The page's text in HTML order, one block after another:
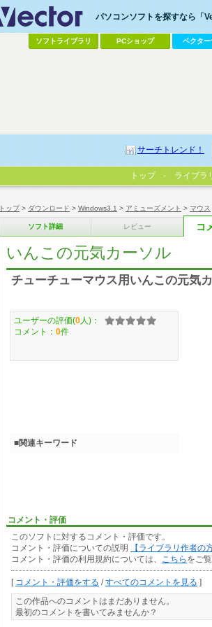
トップ> ダウンロード > Windows3.1 > アミューズメント > マウス
ソフト詳細 レビュー コ
いんこの元気カーソル
チューチューマウス用いんこの元気
コメント・評価
このソフトに対するコメント・評価です。
コメント・評価についての説明
【ライブラリ作者の
コメント・評価の利用規約については、
こちら をご
[ コメント・評価をする /すべてのコメントを見る ]
この作品へのコメントはまだありません。
最初のコメントを書いてみませんか？
ユーザーの評価(0 人)：
コメント： 0件
■関連キーワード
パソコンソフトを探すなら「
ソフトライブラリ PCショップ ベクター
サーチトレンド！
トップ ライブラ